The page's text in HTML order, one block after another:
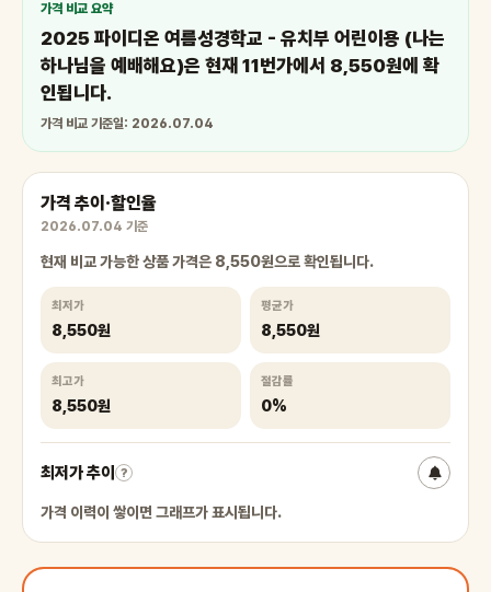
가격 비교 요약
2025 파이디온 여름성경학교 - 유치부 어린이용 (나는
하나님을 예배해요)은 현재 11번가에서 8,550원에 확
인됩니다.
가격 비교 기준일: 2026.07.04
가격 추이·할인율
2026.07.04 기준
현재 비교 가능한 상품 가격은 8,550원으로 확인됩니다.
최저가
8,550원
평균가
8,550원
최고가
8,550원
절감률
0%
최저가 추이 ?
가격 이력이 쌓이면 그래프가 표시됩니다.